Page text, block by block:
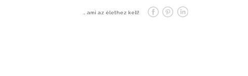
… ami az élethez kell!